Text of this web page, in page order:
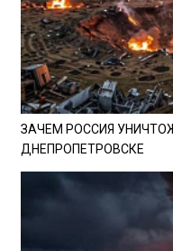
ЗАЧЕМ РОССИЯ
ДНЕПРОПЕТРОВСКЕ